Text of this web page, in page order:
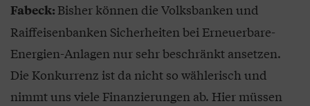
Fabeck:Bisher können die Volksbanken und
Raiffeisenbanken Sicherheiten bei Erneuerbare-
Energien-Anlagen nur sehr beschränkt ansetzen.
Die Konkurrenz ist da nicht so wählerisch und
nimmt uns viele Finanzierungen ab. Hier müssen